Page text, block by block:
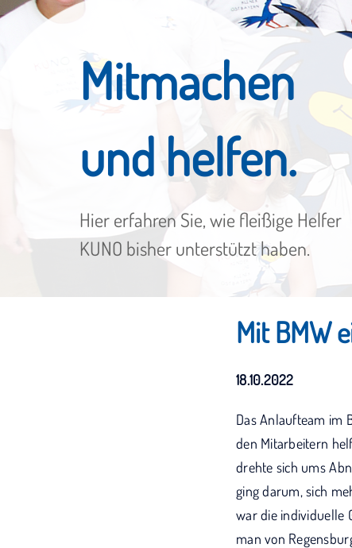
Mitmachen
und helfen.
Hier erfahren Sie, wie fleißige Helfer
KUNO bisher unterstützt haben.
Mit BMW
18.10.2022
Das Anlaufteam im
den Mitarbeitern
drehte sich ums
ging darum, sich
war die individuelle
man von